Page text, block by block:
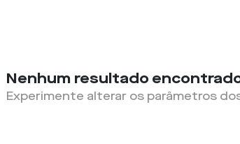
Nenhum resultado
Experimente alterar os parâmetros